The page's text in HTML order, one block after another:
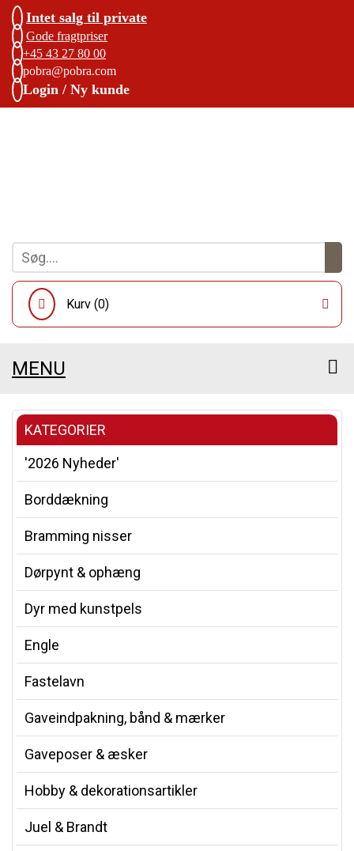
Intet salg til private
Gode fragtpriser
+45 43 27 80 00
pobra@pobra.com
Login / Ny kunde
Kurv (0)
MENU
KATEGORIER
'2026 Nyheder'
Borddækning
Bramming nisser
Dørpynt & ophæng
Dyr med kunstpels
Engle
Fastelavn
Gaveindpakning, bånd & mærker
Gaveposer & æsker
Hobby & dekorationsartikler
Juel & Brandt